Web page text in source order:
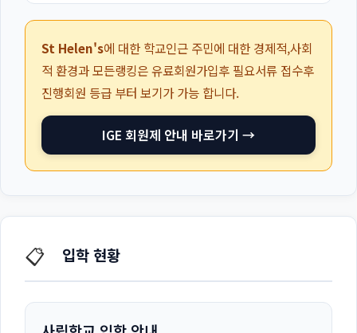
St Helen's에 대한 학교인근 주민에 대한 경제적,사회
적 환경과 모든랭킹은 유료회원가입후 필요서류 접수후
진행회원 등급 부터 보기가 가능 합니다.
IGE 회원제 안내 바로가기 →
📋 입학 현황